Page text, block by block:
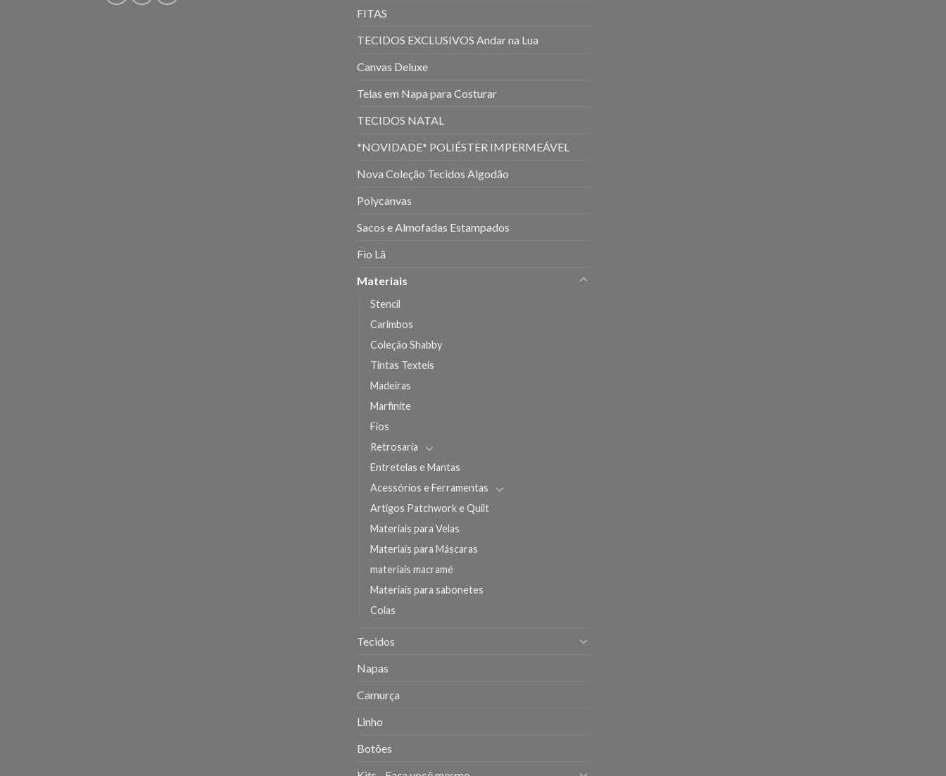
FITAS
TECIDOS EXCLUSIVOS Andar na Lua
Canvas Deluxe
Telas em Napa para Costurar
TECIDOS NATAL
*NOVIDADE* POLIÉSTER IMPERMEÁVEL
Nova Coleção Tecidos Algodão
Polycanvas
Sacos e Almofadas Estampados
Fio Lã
Materiais
Stencil
Carimbos
Coleção Shabby
Tintas Texteis
Madeiras
Marfinite
Fios
Retrosaria
Entretelas e Mantas
Acessórios e Ferramentas
Artigos Patchwork e Quilt
Materiais para Velas
Materiais para Máscaras
materiais macramé
Materiais para sabonetes
Colas
Tecidos
Napas
Camurça
Linho
Botões